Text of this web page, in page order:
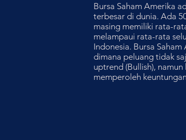
Bursa Saham Amerika
terbesar di dunia. Ada
masing memiliki rata-
melampaui rata-rata
Indonesia. Bursa
dimana peluang tidak
uptrend (Bullish),
memperoleh